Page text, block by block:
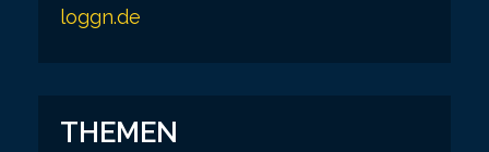
loggn.de
THEMEN